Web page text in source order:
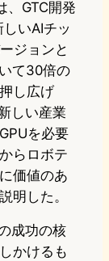
n
、GTC開発
いAIチッ
ジョンと
て30倍の
し広げ
しい産業
を必要
らロボテ
価値のあ
明した。
成功の核
かけるも